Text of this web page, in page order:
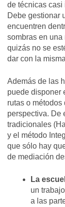
de técnicas
Debe gestionar
encuentren
sombras en
quizás no se
dar con la
Además de las
puede disponer
rutas o
perspectiva. De
tradicionales
y el método
que sólo hay
de mediación
La
un
a las